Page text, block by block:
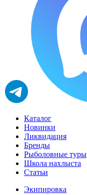
Каталог
Новинки
Ликвидация
Бренды
Рыболовные туры
Школа нахлыста
Статьи
Экипировка